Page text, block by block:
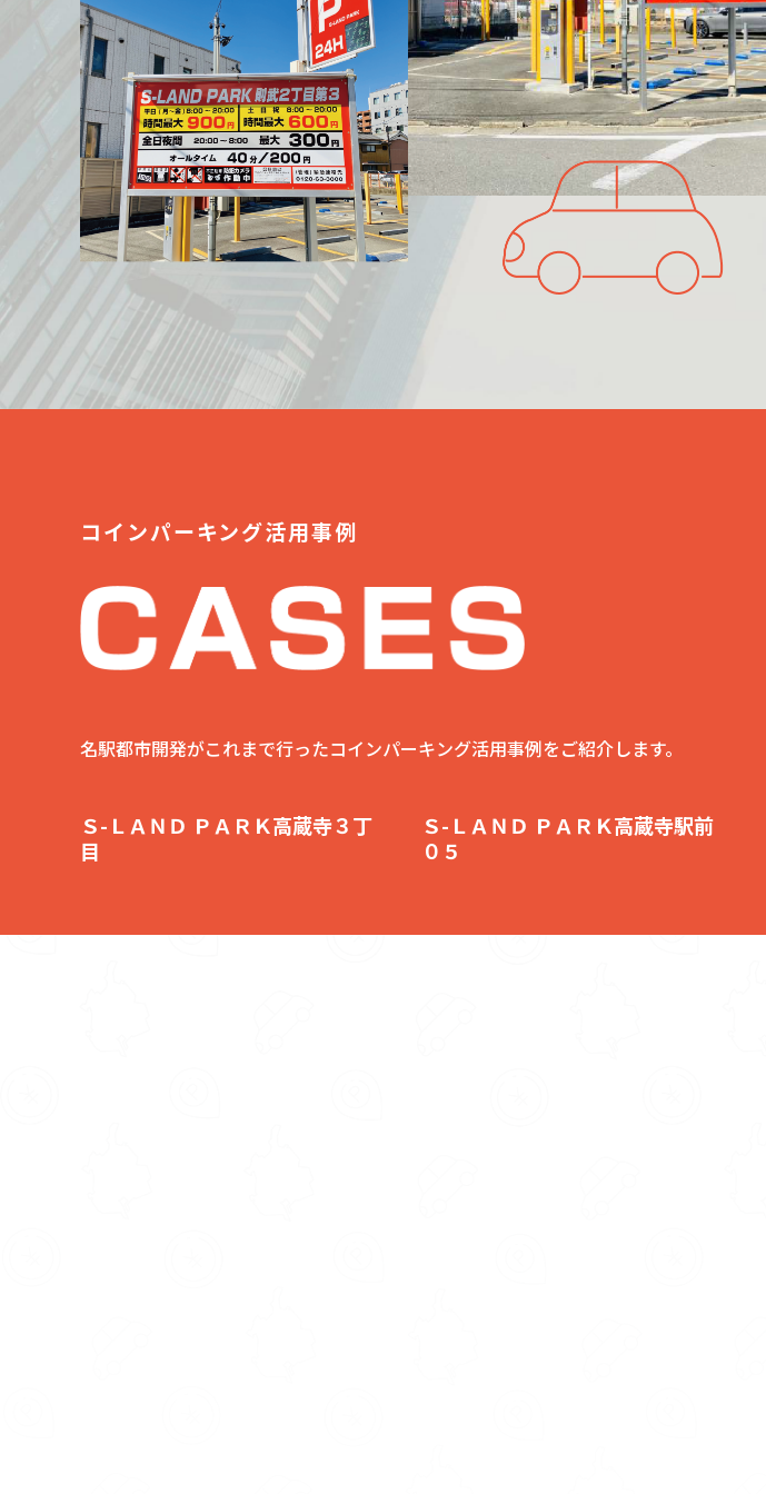
コインパーキング活用事例
名駅都市開発がこれまで行ったコインパーキング活用事例をご紹介します。
Ｓ-ＬＡＮＤ ＰＡＲＫ高蔵寺３丁
目
Ｓ-ＬＡＮＤ ＰＡＲＫ高蔵寺駅前
０５